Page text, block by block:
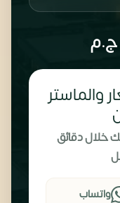
ج.م
والماستر
خلال دقائق
واتساب